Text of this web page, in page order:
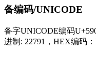
备编码/UNICODE
备字UNICODE编码
进制: 22791，HEX编码